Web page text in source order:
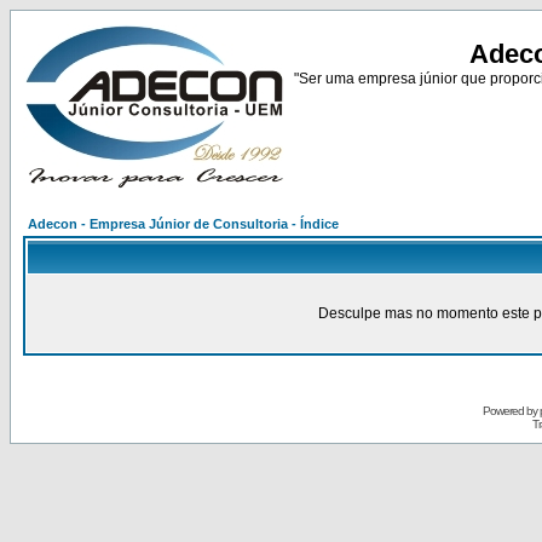
"Ser uma empresa júnior que
Adecon - Empresa Júnior de Consultoria - Índice
Desculpe mas no momento este
Powered by